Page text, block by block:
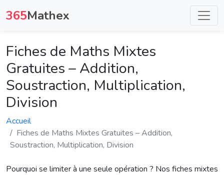
365Mathex
Fiches de Maths Mixtes
Gratuites – Addition,
Soustraction, Multiplication,
Division
Accueil
Fiches de Maths Mixtes Gratuites – Addition,
Soustraction, Multiplication, Division
Pourquoi se limiter à une seule opération ? Nos fiches mixtes